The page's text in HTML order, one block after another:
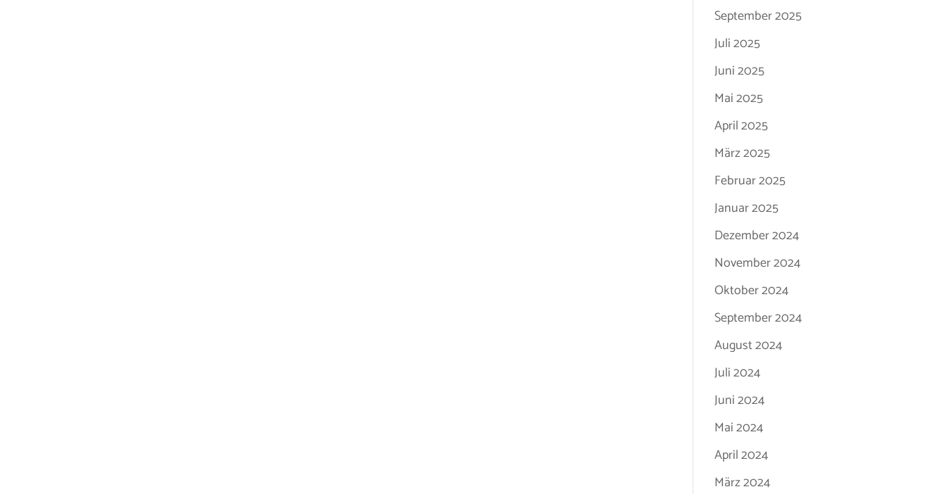
September 2025
Juli 2025
Juni 2025
Mai 2025
April 2025
März 2025
Februar 2025
Januar 2025
Dezember 2024
November 2024
Oktober 2024
September 2024
August 2024
Juli 2024
Juni 2024
Mai 2024
April 2024
März 2024